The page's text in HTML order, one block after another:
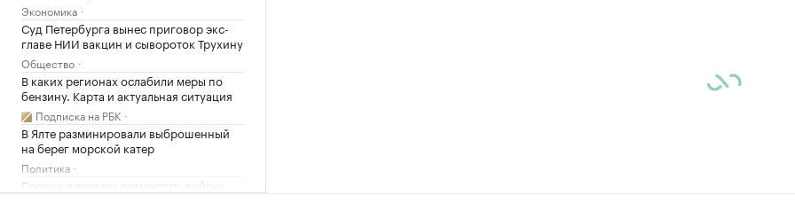
Экономика
Суд Петербурга вынес приговор экс-
главе НИИ вакцин и сывороток Трухину
Общество
В каких регионах ослабили меры по
бензину. Карта и актуальная ситуация
Подписка на РБК
В Ялте разминировали выброшенный
на берег морской катер
Политика
Польша призвала разместить войска